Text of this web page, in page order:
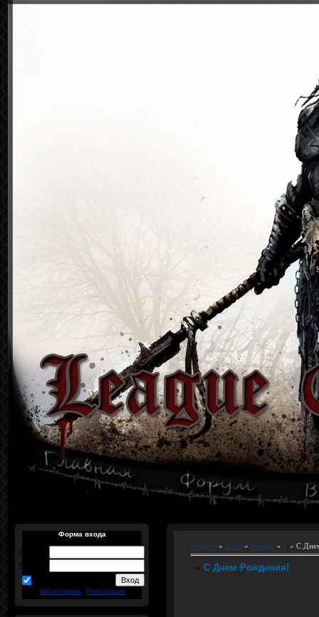
Форма входа
Логин:
Пароль:
Забыл пароль Регистрация
Главная » 2016 » Январь » 7 » С
С Днем Рождения!